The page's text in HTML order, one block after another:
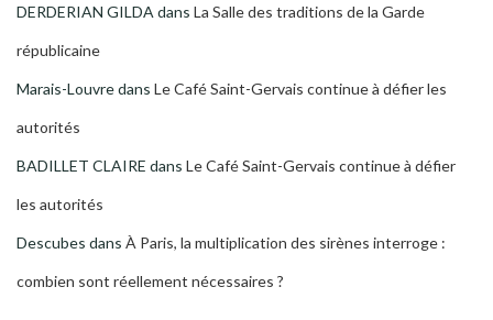
DERDERIAN GILDA dans La Salle des traditions de la Garde
républicaine
Marais-Louvredans Le Café Saint-Gervais continue à défier les
autorités
BADILLET CLAIRE dans Le Café Saint-Gervais continue à défier
les autorités
Descubes dans À Paris, la multiplication des sirènes interroge :
combien sont réellement nécessaires ?